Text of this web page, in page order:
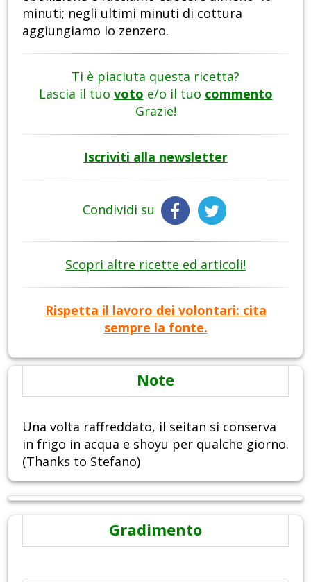
minuti; negli ultimi minuti di cottura
aggiungiamo lo zenzero.
Ti è piaciuta questa ricetta?
Lascia il tuo voto e/o il tuo commento
Grazie!
Iscriviti alla newsletter
Condividi su
Scopri altre ricette ed articoli!
Rispetta il lavoro dei volontari: cita
sempre la fonte.
Note
Una volta raffreddato, il seitan si conserva
in frigo in acqua e shoyu per qualche giorno.
(Thanks to Stefano)
Gradimento